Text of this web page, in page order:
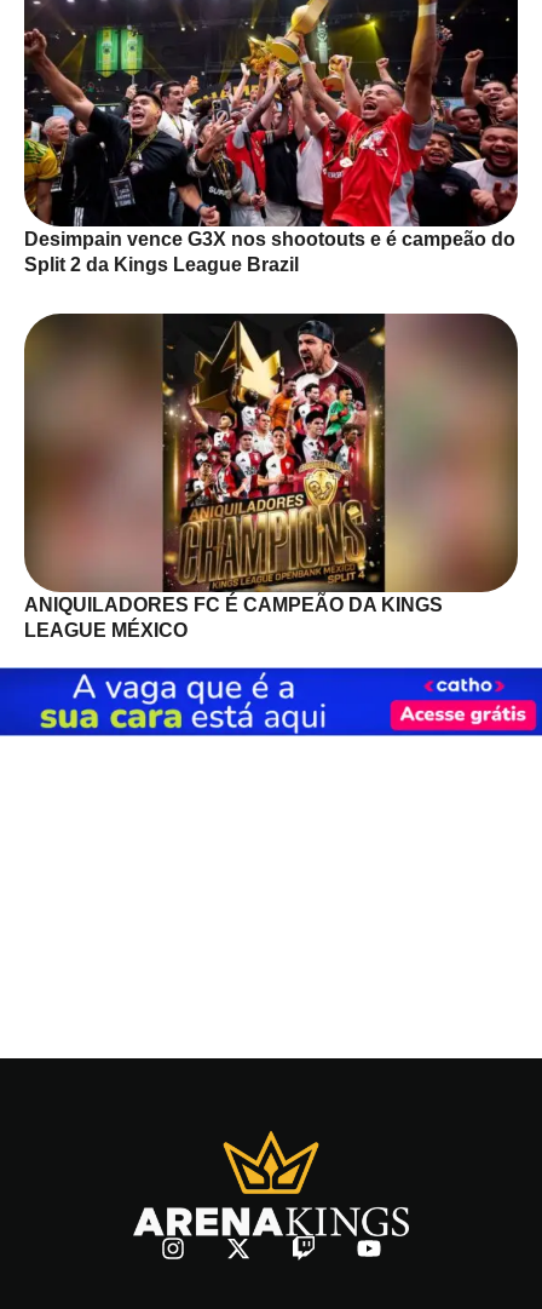
Desimpain vence G3X nos shootouts e é campeão do
Split 2 da Kings League Brazil
ANIQUILADORES FC É CAMPEÃO DA KINGS
LEAGUE MÉXICO